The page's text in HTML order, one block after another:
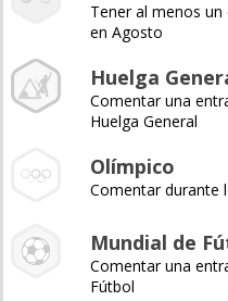
Tener al menos
en Agosto
Huelga
Comentar una
Huelga General
Olímpico
Comentar durante
Mundial de
Comentar una
Fútbol